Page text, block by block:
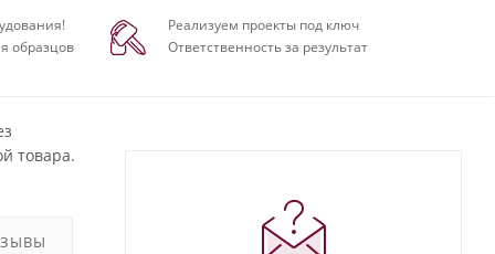
образцов
Реализуем проекты под ключ
Ответственность за результат
товара.